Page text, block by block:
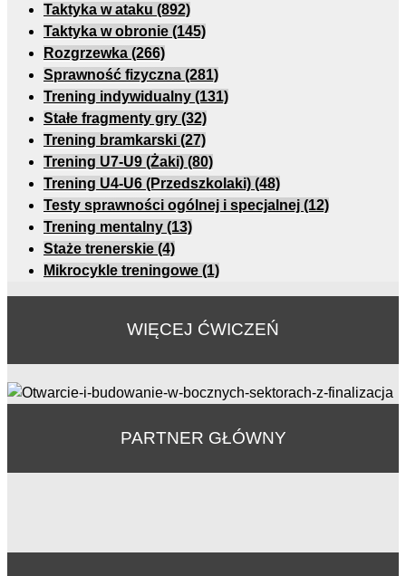
Taktyka w ataku (892)
Taktyka w obronie (145)
Rozgrzewka (266)
Sprawność fizyczna (281)
Trening indywidualny (131)
Stałe fragmenty gry (32)
Trening bramkarski (27)
Trening U7-U9 (Żaki) (80)
Trening U4-U6 (Przedszkolaki) (48)
Testy sprawności ogólnej i specjalnej (12)
Trening mentalny (13)
Staże trenerskie (4)
Mikrocykle treningowe (1)
WIĘCEJ ĆWICZEŃ
PARTNER GŁÓWNY